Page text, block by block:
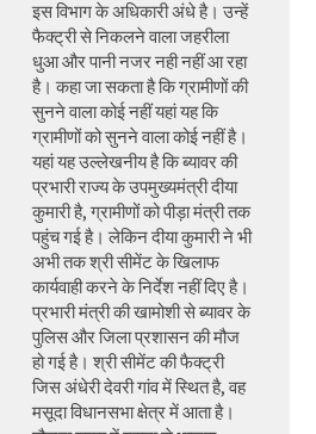
इस विभाग के अधिकारी अंधे है। उन्हें
फैक्ट्री से निकलने वाला जहरीला
धुआ और पानी नजर नही नहीं आ रहा
है। कहा जा सकता है कि ग्रामीणों की
सुनने वाला कोई नहीं यहां यह कि
ग्रामीणों को सुनने वाला कोई नहीं है।
यहां यह उल्लेखनीय है कि ब्यावर की
प्रभारी राज्य के उपमुख्यमंत्री दीया
कुमारी है, ग्रामीणों को पीड़ा मंत्री तक
पहुंच गई है। लेकिन दीया कुमारी ने भी
अभी तक श्री सीमेंट के खिलाफ
कार्यवाही करने के निर्देश नहीं दिए है।
प्रभारी मंत्री की खामोशी से ब्यावर के
पुलिस और जिला प्रशासन की मौज
हो गई है। श्री सीमेंट की फैक्ट्री
जिस अंधेरी देवरी गांव में स्थित है, वह
मसूदा विधानसभा क्षेत्र में आता है।